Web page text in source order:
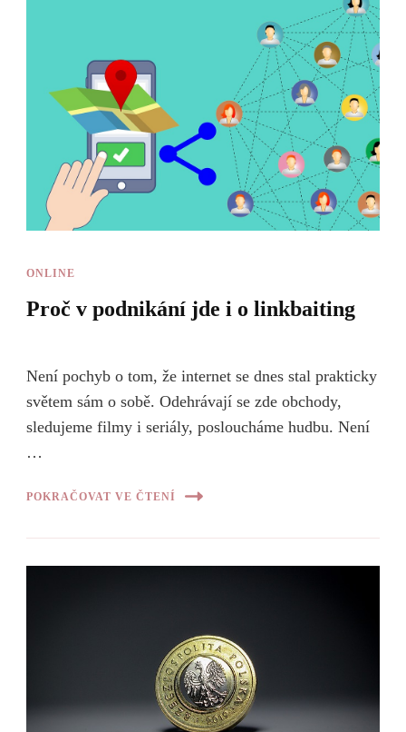
ONLINE
Proč v podnikání jde i o linkbaiting
Není pochyb o tom, že internet se dnes stal prakticky
světem sám o sobě. Odehrávají se zde obchody,
sledujeme filmy i seriály, posloucháme hudbu. Není
…
POKRAČOVAT VE ČTENÍ